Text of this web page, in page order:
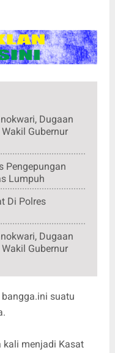
Dugaan
Gubernur
Pengepungan
Lumpuh
Di Polres
Dugaan
Gubernur
suatu
kali menjadi Kasat